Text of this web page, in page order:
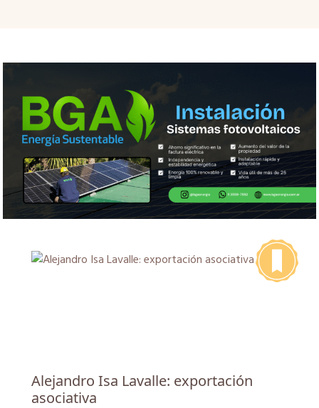
Alejandro Isa Lavalle: exportación
asociativa